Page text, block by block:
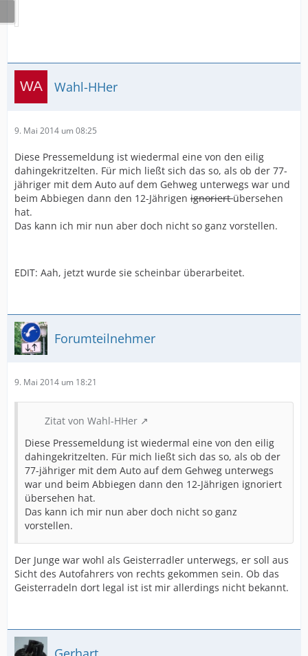
Wahl-HHer
9. Mai 2014 um 08:25
Diese Pressemeldung ist wiedermal eine von den eilig
dahingekritzelten. Für mich ließt sich das so, als ob der 77-
jähriger mit dem Auto auf dem Gehweg unterwegs war und
beim Abbiegen dann den 12-Jährigen ignoriertübersehen
hat.
Das kann ich mir nun aber doch nicht so ganz vorstellen.
EDIT: Aah, jetzt wurde sie scheinbar überarbeitet.
Forumteilnehmer
9. Mai 2014 um 18:21
Zitat von Wahl-HHer
Diese Pressemeldung ist wiedermal eine von den eilig
dahingekritzelten. Für mich ließt sich das so, als ob der
77-jähriger mit dem Auto auf dem Gehweg unterwegs
war und beim Abbiegen dann den 12-Jährigen ignoriert
übersehen hat.
Das kann ich mir nun aber doch nicht so ganz
vorstellen.
Der Junge war wohl als Geisterradler unterwegs, er soll aus
Sicht des Autofahrers von rechts gekommen sein. Ob das
Geisterradeln dort legal ist ist mir allerdings nicht bekannt.